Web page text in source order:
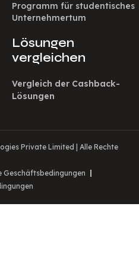
Programm für studentisches
Unternehmertum
Lösungen
vergleichen
Vergleich der Cashback-
Lösungen
Private Limited
Alle Rechte
Geschäftsbedingungen